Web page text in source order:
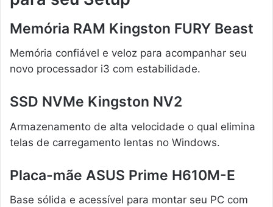
Memória RAM Kingston FURY Beast
Memória confiável e veloz para acompanhar seu
novo processador i3 com estabilidade.
SSD NVMe Kingston NV2
Armazenamento de alta velocidade o qual elimina
telas de carregamento lentas no Windows.
Placa-mãe ASUS Prime H610M-E
Base sólida e acessível para montar seu PC com